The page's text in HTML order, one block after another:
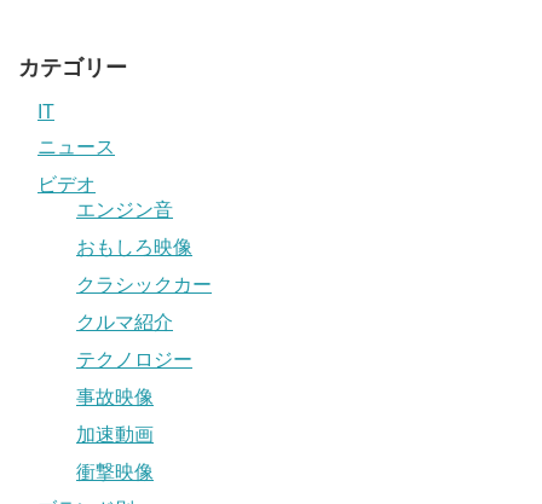
カテゴリー
IT
ニュース
ビデオ
エンジン音
おもしろ映像
クラシックカー
クルマ紹介
テクノロジー
事故映像
加速動画
衝撃映像